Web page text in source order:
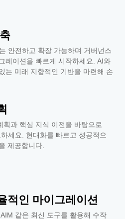
안전하고 확장 가능하며 거버넌스
레이션을 빠르게 시작하세요. AI와
는 미래 지향적인 기반을 마련해 손
과 핵심 지식 이전을 바탕으로
세요. 현대화를 빠르고 성공적으
제공합니다.
적인 마이그레이션
같은 최신 도구를 활용해 수작